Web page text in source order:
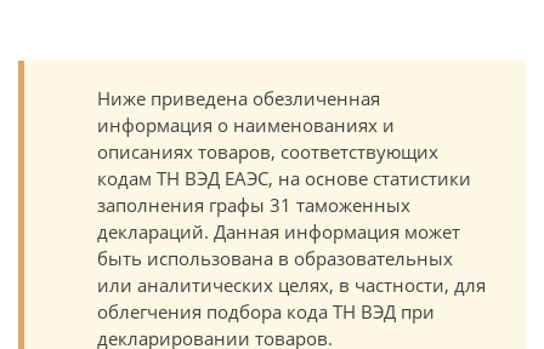
Ниже приведена обезличенная
информация о наименованиях и
описаниях товаров, соответствующих
кодам ТН ВЭД ЕАЭС, на основе статистики
заполнения графы 31 таможенных
деклараций. Данная информация может
быть использована в образовательных
или аналитических целях, в частности, для
облегчения подбора кода ТН ВЭД при
декларировании товаров.